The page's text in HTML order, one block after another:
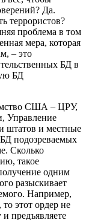
Да.
террористов?
проблема в том
мера, которая
– это
БД в
БД
США – ЦРУ,
Управление
штатов и местные
подозреваемых
Сколько
такое
одним
разыскивает
Например,
этот ордер не
и предъявляете